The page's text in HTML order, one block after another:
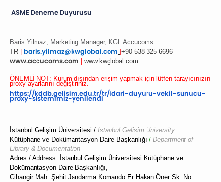
ASME Deneme Duyurusu
Baris Yilmaz, Marketing Manager, KGL Accucoms
TR
baris.yilmaz@kwglobal.com +90 538 325 6696
www.accucoms.com www.kwglobal.com
ÖNEMLİ NOT: Kurum dışından erişim yapmak için lütfen tarayıcınızın
proxy ayarlarını değiştiriniz.
https://kddb.gelisim.edu.tr/tr/idari-duyuru-vekil-sunucu-
proxy-sistemimiz-yenilendi
İstanbul Gelişim Üniversitesi / Istanbul Gelisim University
Kütüphane ve Dokümantasyon Daire Başkanlığı / Department of
Library & Documentation
Adres / Address: İstanbul Gelişim Üniversitesi Kütüphane ve
Dokümantasyon Daire Başkanlığı,
Cihangir Mah. Şehit Jandarma Komando Er Hakan Öner Sk. No: